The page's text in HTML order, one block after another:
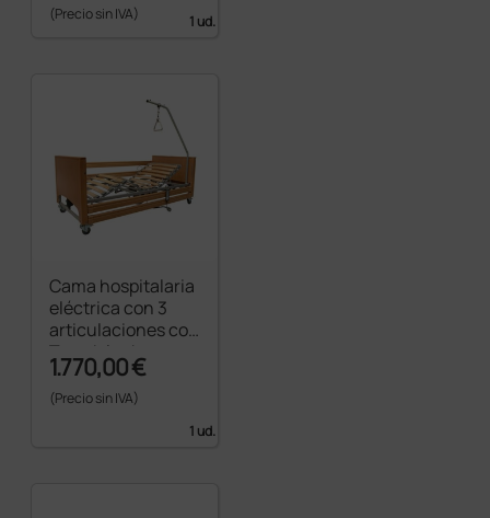
(Precio sin IVA) 1 ud.
Cama hospitalaria
eléctrica con 3
articulaciones con
Trendelenburg -
con ruedas
1.770,00 €
(Precio sin IVA)
1 ud.